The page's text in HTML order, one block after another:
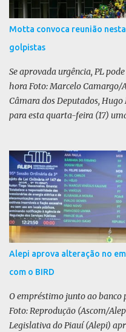
Motta convoca reunião
golpistas
Se aprovada urgência, PL
hora Foto: Marcelo Camargo/
Câmara dos Deputados,
para esta quarta-feira (17)
disse, em uma rede social,
urgência dos projetos que
2023”. Se aprovada urgência,
qualquer momento. Não foi
A pauta da anistia voltou a
condenação do ex-presidente
de Estado, entre outros
Liberal (PL) argumenta que o
Federal (STF) da trama
O PL defende uma anistia
Alepi aprova alteração no
com o BIRD
O empréstimo junto ao banco
Foto: Reprodução (Ascom/
Legislativa do Piauí (Alepi)